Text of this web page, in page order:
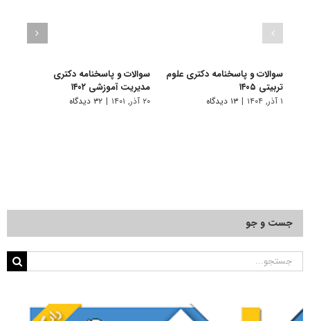
سوالات و پاسخنامه دکتری علوم
تربیتی ۱۴۰۵
۱ آذر, ۱۴۰۴ | ۱۳ دیدگاه
سوالات و پاسخنامه دکتری
مدیریت آموزشی ۱۴۰۲
۲۰ آذر, ۱۴۰۱ | ۳۲ دیدگاه
جست و جو
جستجو